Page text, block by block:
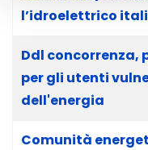
l’idroelettrico
Ddl concorrenza,
per gli utenti
dell'energia
Comunità